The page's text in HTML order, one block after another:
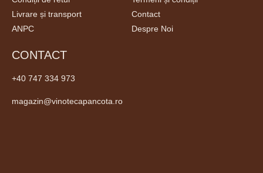
Livrare și transport
ANPC
Contact
Despre Noi
CONTACT
+40 747 334 973
magazin@vinotecapancota.ro